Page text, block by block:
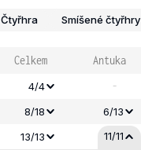
Čtyřhra Smíšené čtyřhry
Celkem Antuka
4/4 -
8/18 6/13
13/13 11/11